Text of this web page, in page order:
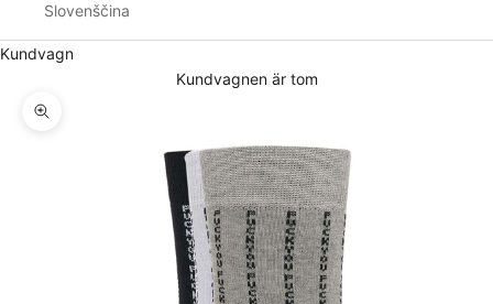
Slovenščina
Kundvagn
Kundvagnen är tom
Zooma